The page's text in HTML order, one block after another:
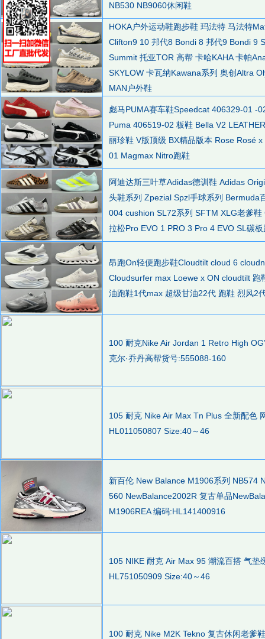
NB530 NB9060休闲鞋
HOKA户外运动鞋跑步鞋 玛法特 马法特
Clifton9 10 邦代8 Bondi 8 邦代9 Bondi 9
Summit 托亚TOR 高帮 卡哈KAHA 卡帕
SKYLOW 卡瓦纳Kawana系列 奥创Altra
MAN户外鞋
彪马PUMA赛车鞋Speedcat 406329-01 -
Puma 406519-02 板鞋 Bella V2
丽珍鞋 V版顶级 BX精品版本 Rose Rosé
01 Magmax Nitro跑鞋
阿迪达斯三叶草Adidas德训鞋 Adidas
头鞋系列 Zpezial Spzl手球系列 Bermuda
004 cushion SL72系列 SFTM XLG老爹
拉松Pro EVO 1 PRO 3 Pro 4 EVO SL碳
昂跑On轻便跑步鞋Cloudtilt cloud 6
Cloudsurfer max Loewe x ON cloudtilt
油跑鞋1代max 超级甘油22代 跑鞋 烈风2
100 耐克Nike Air Jordan 1 Retro High
克尔·乔丹高帮货号:555088-160
105 耐克 Nike Air Max Tn Plus 全新配色
HL011050807 Size:40～46
新百伦 New Balance M1906系列 NB574
560 NewBalance2002R 复古单品
M1906REA 编码:HL141400916
105 NIKE 耐克 Air Max 95 潮流百搭 气
HL751050909 Size:40～46
100 耐克 Nike M2K Tekno 复古休闲老爹